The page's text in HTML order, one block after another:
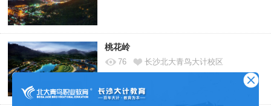
桃花岭
76 长沙北大青鸟大计校区